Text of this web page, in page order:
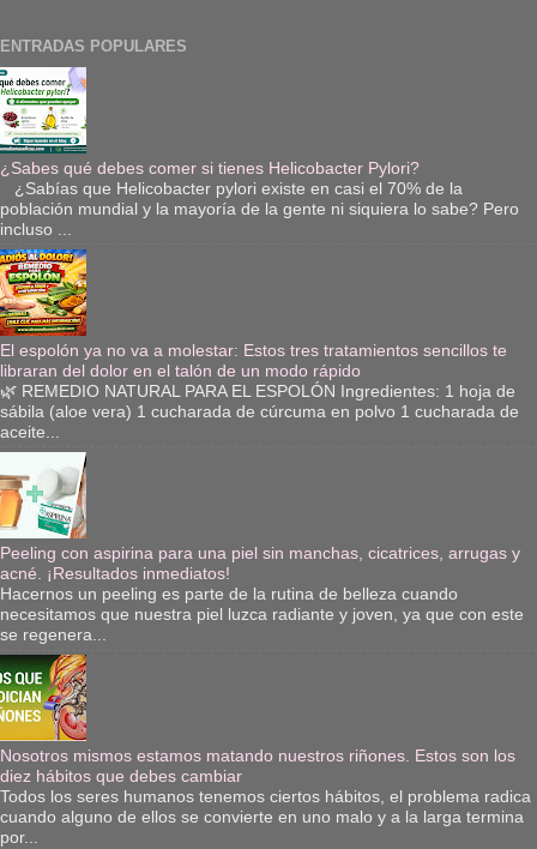
ENTRADAS POPULARES
¿Sabes qué debes comer si tienes Helicobacter Pylori?
¿Sabías que Helicobacter pylori existe en casi el 70% de la
población mundial y la mayoría de la gente ni siquiera lo sabe? Pero
incluso ...
El espolón ya no va a molestar: Estos tres tratamientos sencillos te
libraran del dolor en el talón de un modo rápido
🌿 REMEDIO NATURAL PARA EL ESPOLÓN Ingredientes: 1 hoja de
sábila (aloe vera) 1 cucharada de cúrcuma en polvo 1 cucharada de
aceite...
Peeling con aspirina para una piel sin manchas, cicatrices, arrugas y
acné. ¡Resultados inmediatos!
Hacernos un peeling es parte de la rutina de belleza cuando
necesitamos que nuestra piel luzca radiante y joven, ya que con este
se regenera...
Nosotros mismos estamos matando nuestros riñones. Estos son los
diez hábitos que debes cambiar
Todos los seres humanos tenemos ciertos hábitos, el problema radica
cuando alguno de ellos se convierte en uno malo y a la larga termina
por...